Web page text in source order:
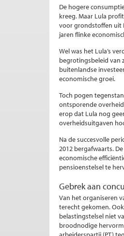
De hogere
kreeg. Maar Lula
voor grondstoffen uit
jaren flinke
Wel was het Lula’s
begrotingsbeleid van
buitenlandse
economische groei.
Toch pogen
ontsporende
erop dat Lula nog
overheidsuitgaven
Na de succesvolle
2012 bergafwaarts.
economische
pensioenstelsel te
Gebrek aan
Van het organiseren
terecht gekomen.
belastingstelsel niet
broodnodige